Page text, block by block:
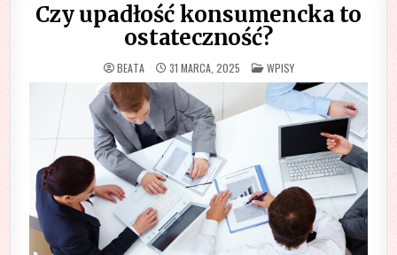
Czy upadłość konsumencka to
ostateczność?
BEATA 31 MARCA, 2025 POSTED
IN
WPISY